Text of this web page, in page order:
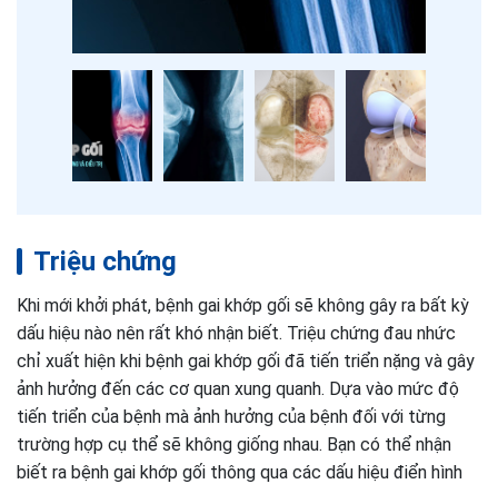
Triệu chứng
Khi mới khởi phát, bệnh gai khớp gối sẽ không gây ra bất kỳ
dấu hiệu nào nên rất khó nhận biết. Triệu chứng đau nhức
chỉ xuất hiện khi bệnh gai khớp gối đã tiến triển nặng và gây
ảnh hưởng đến các cơ quan xung quanh. Dựa vào mức độ
tiến triển của bệnh mà ảnh hưởng của bệnh đối với từng
trường hợp cụ thể sẽ không giống nhau. Bạn có thể nhận
biết ra bệnh gai khớp gối thông qua các dấu hiệu điển hình